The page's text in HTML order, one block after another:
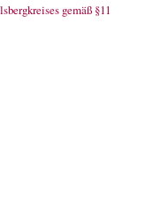
gemäß §11